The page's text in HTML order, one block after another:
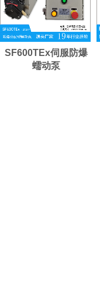
SF600TEx伺服防爆
蠕动泵